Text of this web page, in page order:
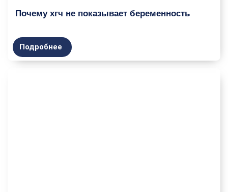
Почему хгч не показывает беременность
Подробнее